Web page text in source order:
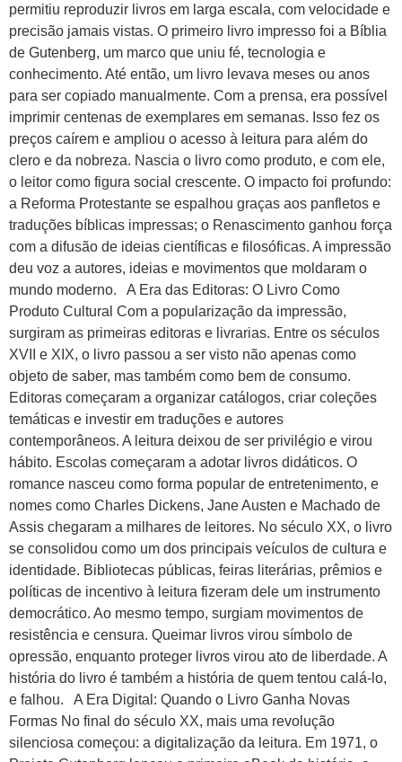
permitiu reproduzir livros em larga escala, com velocidade e
precisão jamais vistas. O primeiro livro impresso foi a Bíblia
de Gutenberg, um marco que uniu fé, tecnologia e
conhecimento. Até então, um livro levava meses ou anos
para ser copiado manualmente. Com a prensa, era possível
imprimir centenas de exemplares em semanas. Isso fez os
preços caírem e ampliou o acesso à leitura para além do
clero e da nobreza. Nascia o livro como produto, e com ele,
o leitor como figura social crescente. O impacto foi profundo:
a Reforma Protestante se espalhou graças aos panfletos e
traduções bíblicas impressas; o Renascimento ganhou força
com a difusão de ideias científicas e filosóficas. A impressão
deu voz a autores, ideias e movimentos que moldaram o
mundo moderno. A Era das Editoras: O Livro Como
Produto Cultural Com a popularização da impressão,
surgiram as primeiras editoras e livrarias. Entre os séculos
XVII e XIX, o livro passou a ser visto não apenas como
objeto de saber, mas também como bem de consumo.
Editoras começaram a organizar catálogos, criar coleções
temáticas e investir em traduções e autores
contemporâneos. A leitura deixou de ser privilégio e virou
hábito. Escolas começaram a adotar livros didáticos. O
romance nasceu como forma popular de entretenimento, e
nomes como Charles Dickens, Jane Austen e Machado de
Assis chegaram a milhares de leitores. No século XX, o livro
se consolidou como um dos principais veículos de cultura e
identidade. Bibliotecas públicas, feiras literárias, prêmios e
políticas de incentivo à leitura fizeram dele um instrumento
democrático. Ao mesmo tempo, surgiam movimentos de
resistência e censura. Queimar livros virou símbolo de
opressão, enquanto proteger livros virou ato de liberdade. A
história do livro é também a história de quem tentou calá-lo,
e falhou. A Era Digital: Quando o Livro Ganha Novas
Formas No final do século XX, mais uma revolução
silenciosa começou: a digitalização da leitura. Em 1971, o